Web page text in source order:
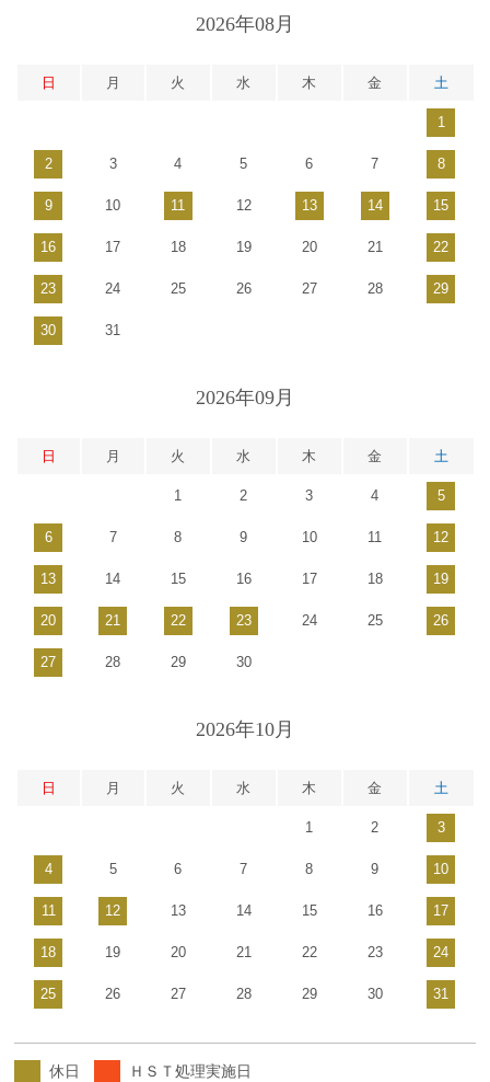
2026年08月
日 月 火 水 木 金 土
1
2 3 4 5 6 7 8
9 10 11 12 13 14 15
16 17 18 19 20 21 22
23 24 25 26 27 28 29
30 31
2026年09月
日 月 火 水 木 金 土
1 2 3 4 5
6 7 8 9 10 11 12
13 14 15 16 17 18 19
20 21 22 23 24 25 26
27 28 29 30
2026年10月
日 月 火 水 木 金 土
1 2 3
4 5 6 7 8 9 10
11 12 13 14 15 16 17
18 19 20 21 22 23 24
25 26 27 28 29 30 31
休日 ＨＳＴ処理実施日